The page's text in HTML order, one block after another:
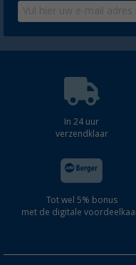
In 24 uur
verzendklaar
Tot wel 5% bonus
met de digitale